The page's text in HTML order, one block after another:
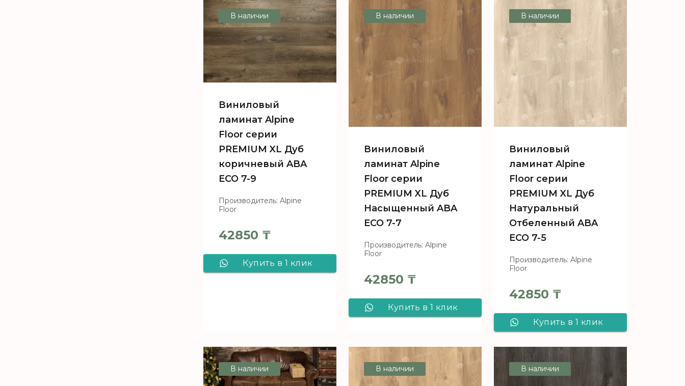
ламинат Alpine
Floor серии
PREMIUM XL Дуб
Белая ночь ABA
ECO 7-2
Floor серии
PREMIUM XL Дуб
гранит ABA ECO 7-
ламинат Alpine
Floor серии
PREMIUM XL Дуб
Грей Дождливый
ECO 7-4
В наличии
Виниловый
ламинат Alpine
Floor серии
PREMIUM XL Дуб
коричневый ABA
ECO 7-9
Производитель: Alpine
Floor
42850 ₸
Купить в 1 клик
коричневый ABA
ECO 7-9
В наличии
Виниловый
ламинат Alpine
Floor серии
PREMIUM XL Дуб
Насыщенный ABA
ECO 7-7
Производитель: Alpine
Floor
42850 ₸
Купить в 1 клик
Floor серии
PREMIUM XL Дуб
В наличии
Виниловый
ламинат Alpine
Floor серии
PREMIUM XL Дуб
Натуральный
Отбеленный ABA
ECO 7-5
Производитель: Alpine
Floor
42850 ₸
Купить в 1 клик
ламинат Alpine
Floor серии
В наличии В наличии В наличии